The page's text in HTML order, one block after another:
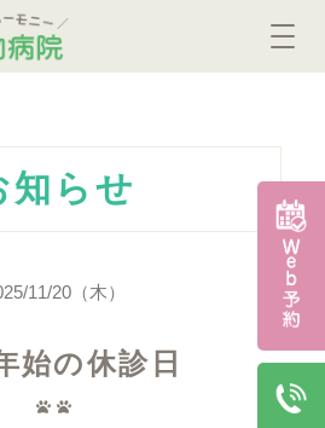
知らせ
11/20（木）
始の休診日